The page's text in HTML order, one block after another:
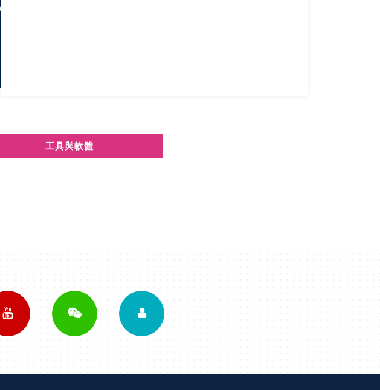
工具與軟體